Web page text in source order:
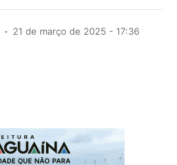
21 de março de 2025 - 17:36